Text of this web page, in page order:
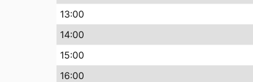
13:00
14:00
15:00
16:00